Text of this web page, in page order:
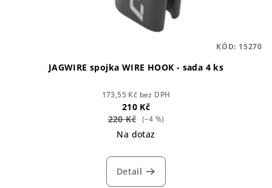
JAGWIRE spojka WIRE HOOK - sada 4 ks
173,55 Kč bez DPH
210 Kč
220 Kč (–4 %)
Na dotaz
Detail
KÓD: 15270